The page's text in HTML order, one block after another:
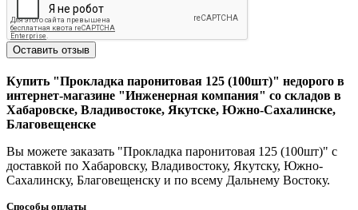
Оставить отзыв
Купить "Прокладка паронитовая 125 (100шт)" недорого в
интернет-магазине "Инженерная компания" со складов в
Хабаровске, Владивостоке, Якутске, Южно-Сахалинске,
Благовещенске
Вы можете заказать "Прокладка паронитовая 125 (100шт)" с
доставкой по Хабаровску, Владивостоку, Якутску, Южно-
Сахалинску, Благовещенску и по всему Дальнему Востоку.
Способы оплаты